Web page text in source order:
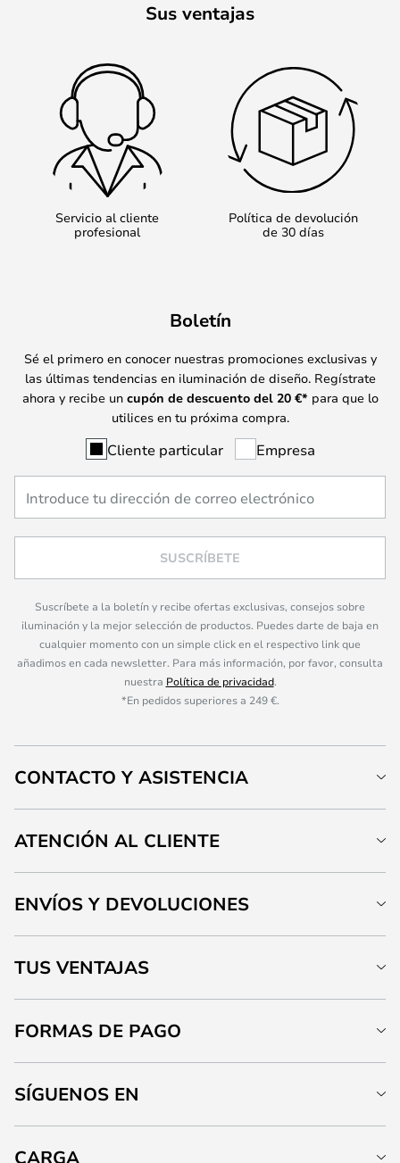
Sus ventajas
Servicio al cliente
profesional
Política de devolución
de 30 días
Boletín
Sé el primero en conocer nuestras promociones exclusivas y
las últimas tendencias en iluminación de diseño. Regístrate
ahora y recibe un cupón de descuento del 20 €* para que lo
utilices en tu próxima compra.
Cliente particular Empresa
SUSCRÍBETE
Suscríbete a la boletín y recibe ofertas exclusivas, consejos sobre
iluminación y la mejor selección de productos. Puedes darte de baja en
cualquier momento con un simple click en el respectivo link que
añadimos en cada newsletter. Para más información, por favor, consulta
nuestra Política de privacidad.
*En pedidos superiores a 249 €.
CONTACTO Y ASISTENCIA
ATENCIÓN AL CLIENTE
ENVÍOS Y DEVOLUCIONES
TUS VENTAJAS
FORMAS DE PAGO
SÍGUENOS EN
CARGA